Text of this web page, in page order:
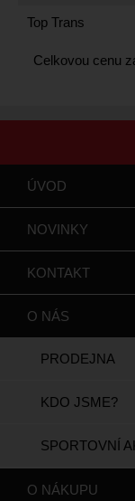
Top Trans
Celkovou cenu
ÚVOD
NOVINKY
KONTAKT
O NÁS
PRODEJNA
KDO JSME?
SPORTOVNÍ
O NÁKUPU